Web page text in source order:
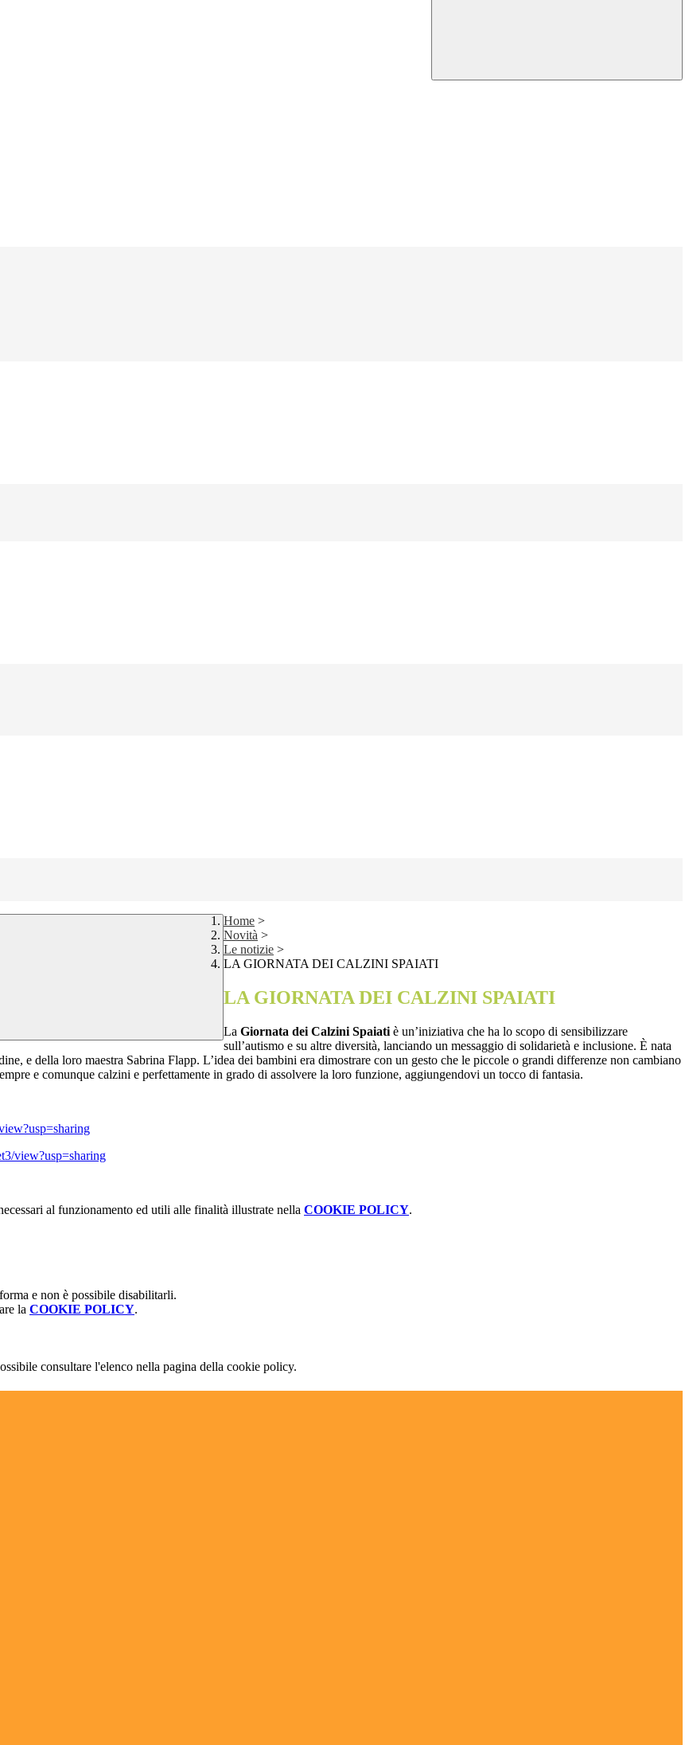
Home >
Novità >
Le notizie >
LA GIORNATA DEI CALZINI SPAIATI
LA GIORNATA DEI CALZINI SPAIATI
La Giornata dei Calzini Spaiati è un’iniziativa che ha lo scopo di sensibilizzare
sull’autismo e su altre diversità, lanciando un messaggio di solidarietà e inclusione. È nata
e della loro maestra Sabrina Flapp. L’idea dei bambini era dimostrare con un gesto che le piccole o grandi differenze non cambiano
e comunque calzini e perfettamente in grado di assolvere la loro funzione, aggiungendovi un tocco di fantasia.
view?usp=sharing
al funzionamento ed utili alle finalità illustrate nella COOKIE POLICY.
e non è possibile disabilitarli.
la COOKIE POLICY.
consultare l'elenco nella pagina della cookie policy.